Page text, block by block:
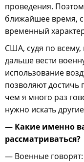
проведения.
ближайшее время,
временный
США, судя по всему,
дальше вести
использование
позволяют достичь
чем я много раз
нужно искать
— Какие именно
рассматриваться?
— Военные говорят: